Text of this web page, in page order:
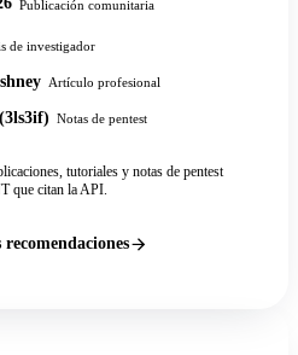
Publicación comunitaria
de investigador
Artículo profesional
Notas de pentest
tutoriales y notas de pentest
que citan la API.